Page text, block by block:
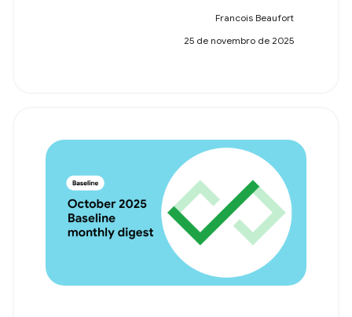
Francois Beaufort
25 de novembro de 2025